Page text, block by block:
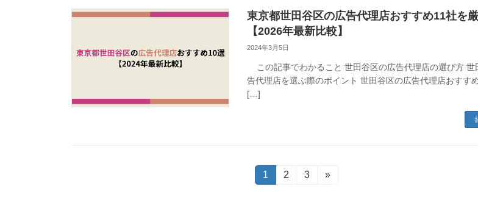
東京都世田谷区の広告代理店おすすめ11社を
【2026年最新比較】
2024年3月5日
この記事でわかること 世田谷区の広告代理店の選び方 世
告代理店を選ぶ際のポイント 世田谷区の広告代理店おすす
[…]
固
定
1
固
2
固
3 »